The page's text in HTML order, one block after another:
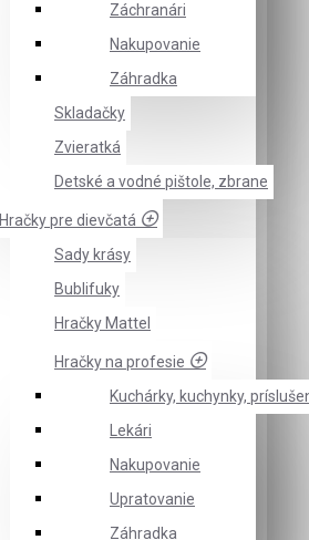
Záchranári
Nakupovanie
Záhradka
Skladačky
Zvieratká
Detské a vodné pištole, zbrane
Hračky pre dievčatá
Sady krásy
Bublifuky
Hračky Mattel
Hračky na profesie
Kuchárky, kuchynky,
Lekári
Nakupovanie
Upratovanie
Záhradka